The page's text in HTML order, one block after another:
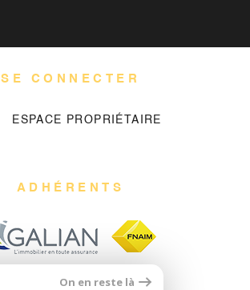
SE CONNECTER
ESPACE PROPRIÉTAIRE
ADHÉRENTS
On en reste là